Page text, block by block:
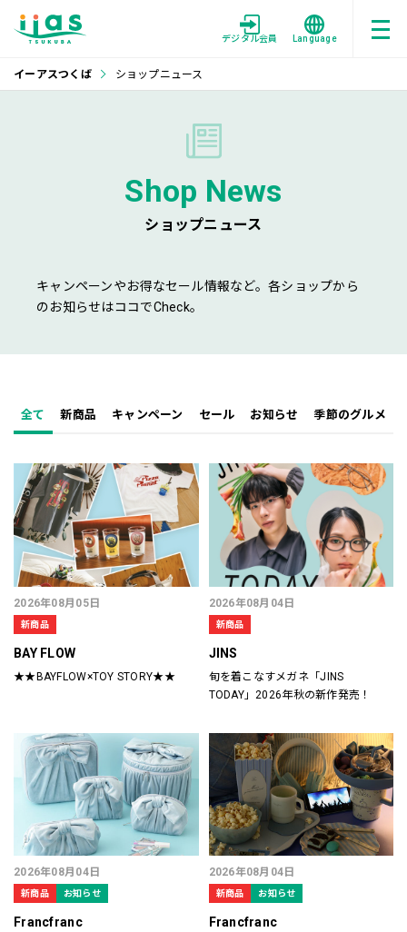
デジタル会員 Language
イーアスつくば ショップニュース
Shop News
ショップニュース
キャンペーンやお得なセール情報など。各ショップから
のお知らせはココでCheck。
全て 新商品 キャンペーン セール お知らせ 季節のグルメ
2026年08月05日
新商品
BAY FLOW
★★BAYFLOW×TOY STORY★★
2026年08月04日
新商品
JINS
旬を着こなすメガネ「JINS
TODAY」2026年秋の新作発売！
2026年08月04日
新商品 お知らせ
Francfranc
2026年08月04日
新商品 お知らせ
Francfranc